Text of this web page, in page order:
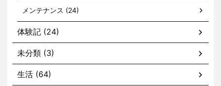
メンテナンス (24)
体験記 (24)
未分類 (3)
生活 (64)